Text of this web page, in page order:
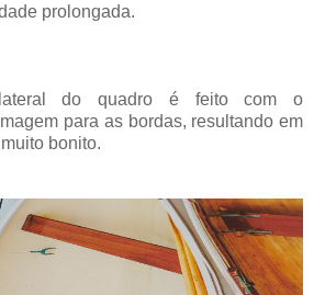
prolongada.
do quadro é feito com o
para as bordas, resultando em
bonito.